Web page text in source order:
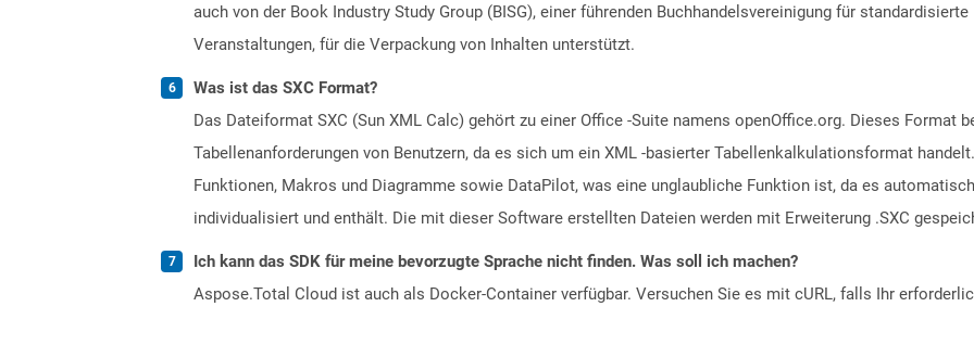
auch von der Book Industry Study Group (BISG), einer führenden Buchhandelsvereinigung für
Veranstaltungen, für die Verpackung von Inhalten unterstützt.
Was ist das SXC Format?
Das Dateiformat SXC (Sun XML Calc) gehört zu einer Office -Suite namens openOffice.org. Dieses Format
Tabellenanforderungen von Benutzern, da es sich um ein XML -basierter Tabellenkalkulationsformat
Funktionen, Makros und Diagramme sowie DataPilot, was eine unglaubliche Funktion ist, da es
individualisiert und enthält. Die mit dieser Software erstellten Dateien werden mit Erweiterung .SXC
Ich kann das SDK für meine bevorzugte Sprache nicht finden. Was soll ich machen?
Aspose.Total Cloud ist auch als Docker-Container verfügbar. Versuchen Sie es mit cURL, falls Ihr